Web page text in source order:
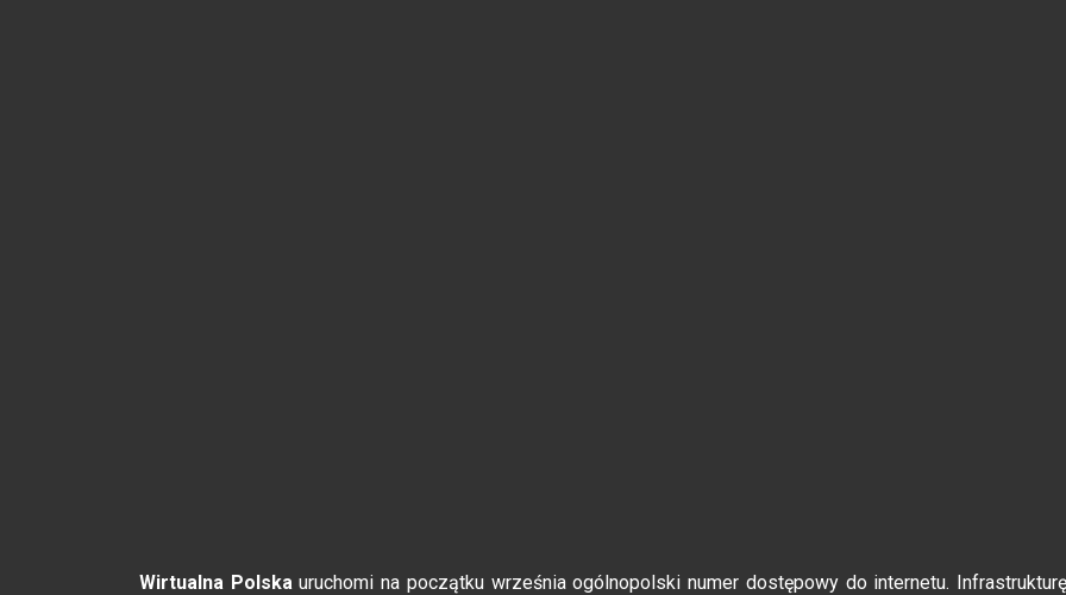
Wirtualna Polska uruchomi na początku września ogólnopolski numer dostępowy do internetu.